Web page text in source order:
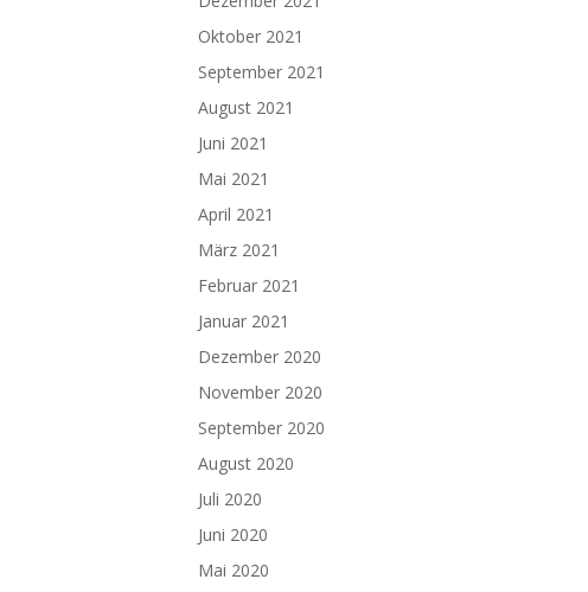
Oktober 2021
September 2021
August 2021
Juni 2021
Mai 2021
April 2021
März 2021
Februar 2021
Januar 2021
Dezember 2020
November 2020
September 2020
August 2020
Juli 2020
Juni 2020
Mai 2020